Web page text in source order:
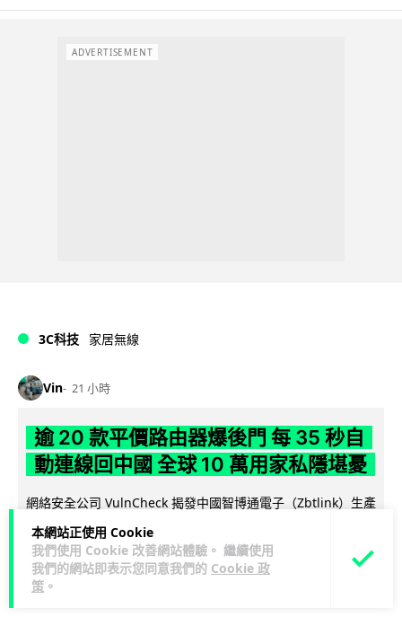
本網站正使用 Cookie
我們使用 Cookie 改善網站體驗。 繼續使用
我們的網站即表示您同意我們的 Cookie 政
策 。
ADVERTISEMENT
3C科技 家居無線
Vin 21 小時
逾 20 款平價路由器爆後門 每 35 秒自
動連線回中國 全球 10 萬用家私隱堪憂
網絡安全公司 VulnCheck 揭發中國智博通電子（Zbtlink）生產
的 20 多款路由器內置後門程式「Endlessdoors」（無盡...
讀全文
901